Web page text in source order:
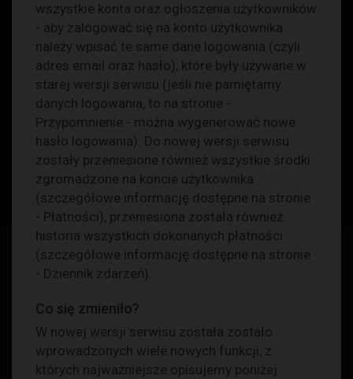
wszystkie konta oraz ogłoszenia użytkowników
- aby zalogować się na konto użytkownika
należy wpisać te same dane logowania (czyli
adres email oraz hasło), które były używane w
starej wersji serwisu (jeśli nie pamiętamy
danych logowania, to na stronie -
Przypomnienie - można wygenerować nowe
hasło logowania). Do nowej wersji serwisu
zostały przeniesione również wszystkie środki
zgromadzone na koncie użytkownika
(szczegółowe informację dostępne na stronie
- Płatności), przeniesiona została również
historia wszystkich dokonanych płatności
(szczegółowe informację dostępne na stronie
- Dziennik zdarzeń).
Co się zmieniło?
W nowej wersji serwisu została zostało
wprowadzonych wiele nowych funkcji, z
których najważniejsze opisujemy poniżej.